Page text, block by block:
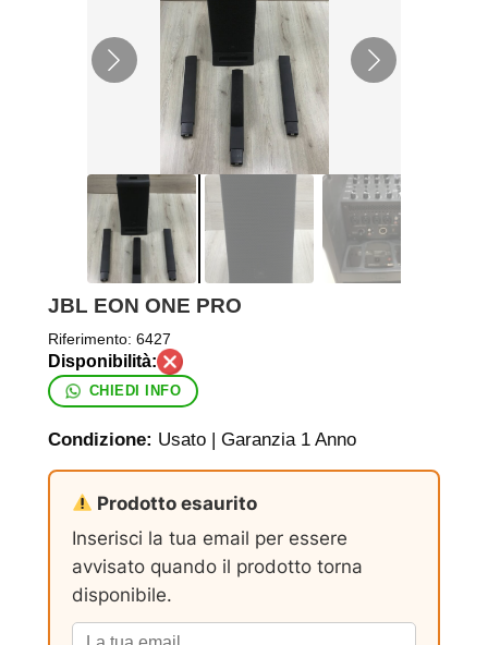
JBL EON ONE PRO
Riferimento: 6427
CHIEDI INFO
Condizione: Usato | Garanzia 1 Anno
Prodotto esaurito
Inserisci la tua email per essere
avvisato quando il prodotto torna
disponibile.